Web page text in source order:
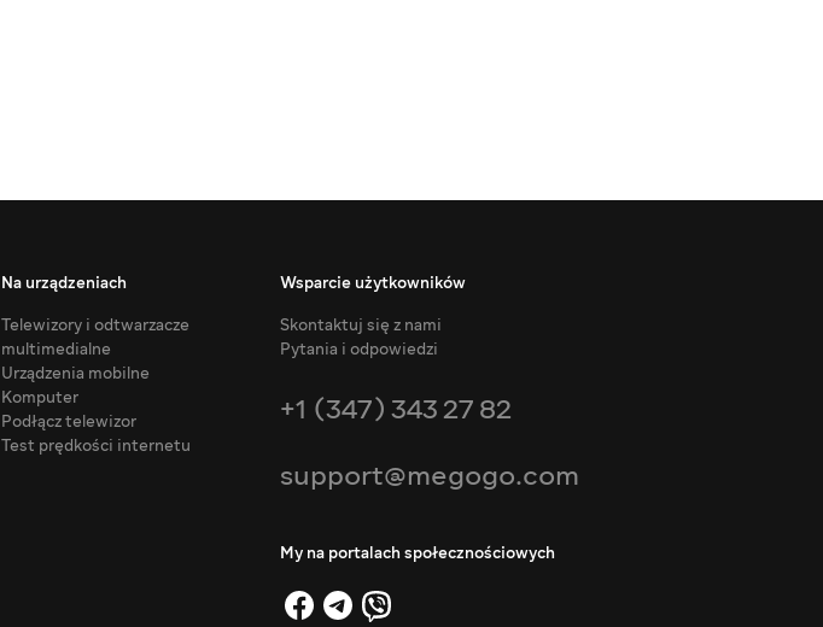
Na urządzeniach
Telewizory i odtwarzacze
multimedialne
Urządzenia mobilne
Komputer
Podłącz telewizor
Test prędkości internetu
Wsparcie użytkowników
Skontaktuj się z nami
Pytania i odpowiedzi
+1 (347) 343 27 82
support@megogo.com
My na portalach społecznościowych